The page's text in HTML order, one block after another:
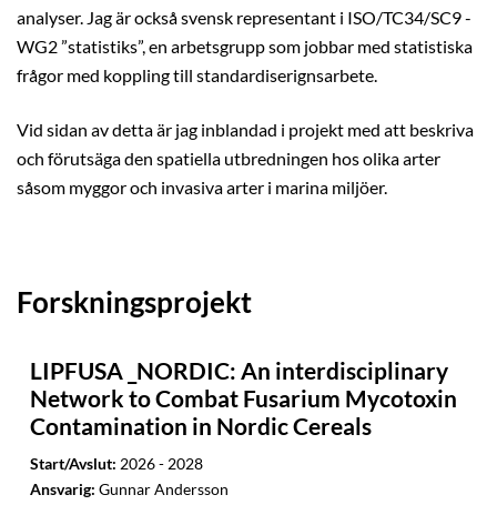
analyser. Jag är också svensk representant i ISO/TC34/SC9 -
WG2 ”statistiks”, en arbetsgrupp som jobbar med statistiska
frågor med koppling till standardiserignsarbete.
Vid sidan av detta är jag inblandad i projekt med att beskriva
och förutsäga den spatiella utbredningen hos olika arter
såsom myggor och invasiva arter i marina miljöer.
Forskningsprojekt
LIPFUSA _NORDIC: An interdisciplinary
Network to Combat Fusarium Mycotoxin
Contamination in Nordic Cereals
Start/Avslut: 2026 - 2028
Ansvarig: Gunnar Andersson